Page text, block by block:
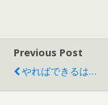
Previous Post
やればできるは…